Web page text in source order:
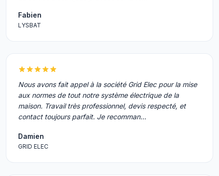
Fabien
LYSBAT
Nous avons fait appel à la société Grid Elec pour la mise
aux normes de tout notre système électrique de la
maison. Travail très professionnel, devis respecté, et
contact toujours parfait. Je recomman…
Damien
GRID ELEC